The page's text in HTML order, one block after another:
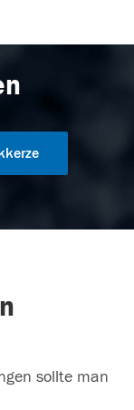
sollte man